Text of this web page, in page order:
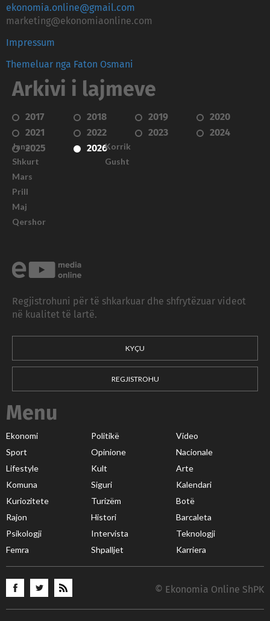
ekonomia.online@gmail.com
marketing@ekonomiaonline.com
Impressum
Themeluar nga Faton Osmani
Arkivi i lajmeve
2017 2018 2019
2020
2021
2022 2023
2024
2025
2026
Janar
Shkurt
Mars
Prill
Maj
Qershor
Korrik
Gusht
Regjistrohuni për të shkarkuar dhe shfrytëzuar videot
në kualitet të lartë.
KYÇU
REGJISTROHU
Menu
Ekonomi Politikë
Video
Sport
Opinione
Nacionale
Lifestyle
Kult
Arte
Komuna
Siguri
Kalendari
Kuriozitete
Turizëm
Botë
Rajon
Histori
Barcaleta
Psikologji
Intervista
Teknologji
Femra
Shpalljet Karriera
© Ekonomia Online ShPK